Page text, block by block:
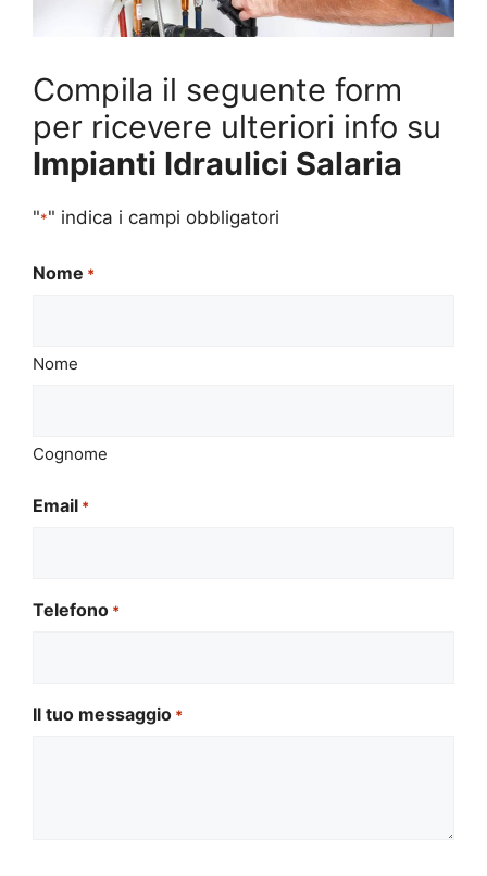
Compila il seguente form
per ricevere ulteriori info su
Impianti Idraulici Salaria
"*" indica i campi obbligatori
Nome *
Nome
Cognome
Email *
Telefono *
Il tuo messaggio *